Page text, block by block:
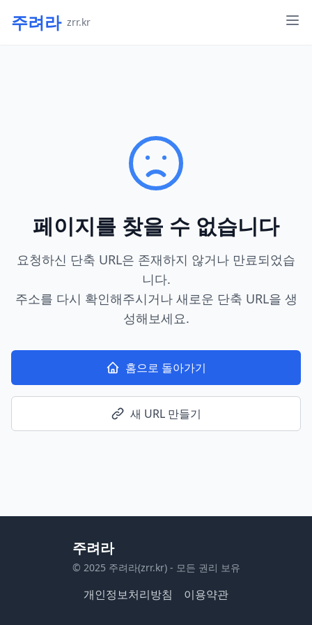
주려라 zrr.kr
페이지를 찾을 수 없습니다
요청하신 단축 URL은 존재하지 않거나 만료되었습
니다.
주소를 다시 확인해주시거나 새로운 단축 URL을 생
성해보세요.
홈으로 돌아가기
새 URL 만들기
주려라
© 2025 주려라(zrr.kr) - 모든 권리 보유
개인정보처리방침 이용약관